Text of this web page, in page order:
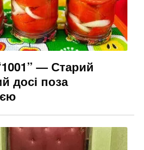
er
— Старий
досі поза